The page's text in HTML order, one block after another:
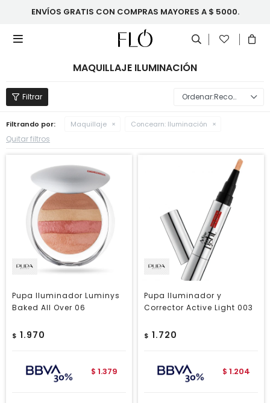
ENVÍOS GRATIS CON COMPRAS MAYORES A $ 5000.

MAQUILLAJE ILUMINACIÓN
Recomendados
Filtrando por: Maquillaje Concearn: Iluminación
Quitar filtros
Pupa Iluminador Luminys
Baked All Over 06
$ 1.970
$ 1.379
Pupa Iluminador y
Corrector Active Light 003
$ 1.720
$ 1.204